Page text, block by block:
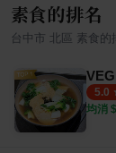
素食的排名
台中市 北區 素食的
5.0
均消 $